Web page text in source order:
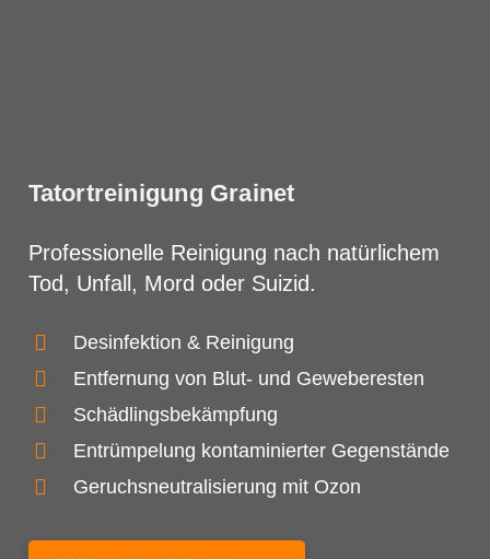
Tatortreinigung Grainet
Professionelle Reinigung nach natürlichem
Tod, Unfall, Mord oder Suizid.
Desinfektion & Reinigung
Entfernung von Blut- und Geweberesten
Schädlingsbekämpfung
Entrümpelung kontaminierter Gegenstände
Geruchsneutralisierung mit Ozon